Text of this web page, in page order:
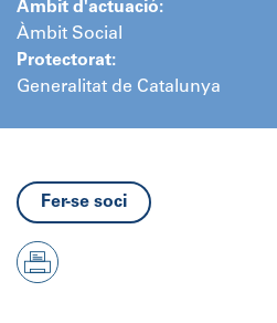
Àmbit d'actuació:
Àmbit Social
Protectorat:
Generalitat de Catalunya
Fer-se soci